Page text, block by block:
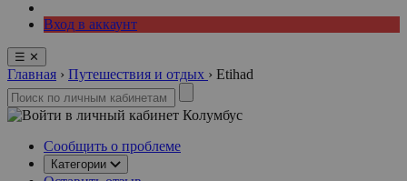
Вход в аккаунт
☰ ✕
Главная › Путешествия и отдых › Etihad
Колумбус
Сообщить о проблеме
Категории